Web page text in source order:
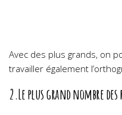
Avec des plus grands, on
travailler également
2.Le plus grand nombre des